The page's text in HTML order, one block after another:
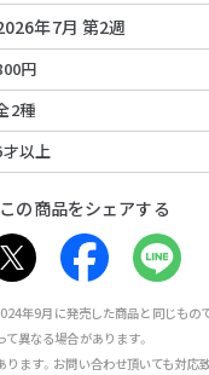
年7月 第2週
円
2種
才以上
この商品をシェアする
年9月に発売した商品と同じもので
異なる場合があります。
ます。お問い合わせ頂いても対応